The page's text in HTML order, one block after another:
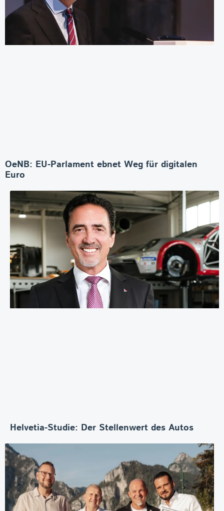
OeNB: EU-Parlament ebnet Weg für digitalen
Euro
Helvetia-Studie: Der Stellenwert des Autos